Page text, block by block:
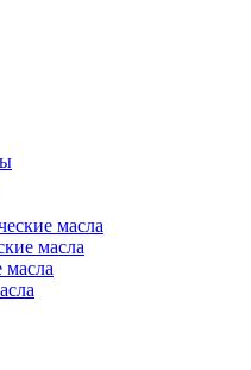
масла